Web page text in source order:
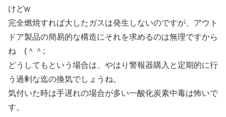
けどw
完全燃焼すれば大したガスは発生しないのですが、アウト
ドア製品の簡易的な構造にそれを求めるのは無理ですから
ね (＾＾;
どうしてもという場合は、やはり警報器購入と定期的に行
う過剰な迄の換気でしょうね。
気付いた時は手遅れの場合が多い一酸化炭素中毒は怖いで
す。